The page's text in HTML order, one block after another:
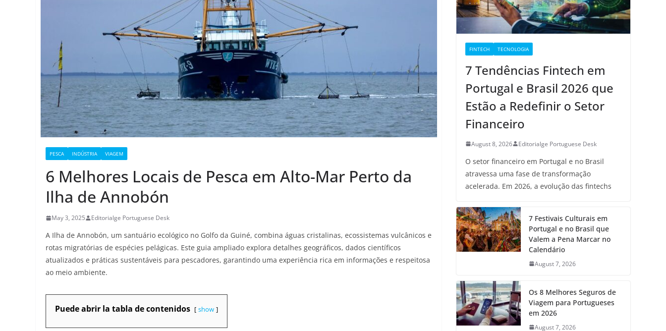
PESCA INDÚSTRIA VIAGEM
6 Melhores Locais de Pesca em Alto-Mar Perto da
Ilha de Annobón
May 3, 2025 Editorialge Portuguese Desk
A Ilha de Annobón, um santuário ecológico no Golfo da Guiné, combina águas cristalinas, ecossistemas vulcânicos e
rotas migratórias de espécies pelágicas. Este guia ampliado explora detalhes geográficos, dados científicos
atualizados e práticas sustentáveis para pescadores, garantindo uma experiência rica em informações e respeitosa
ao meio ambiente.
Puede abrir la tabla de contenidos show
FINTECH TECNOLOGIA
7 Tendências Fintech em
Portugal e Brasil 2026 que
Estão a Redefinir o Setor
Financeiro
August 8, 2026 Editorialge Portuguese Desk
O setor financeiro em Portugal e no Brasil
atravessa uma fase de transformação
acelerada. Em 2026, a evolução das fintechs
7 Festivais Culturais em
Portugal e no Brasil que
Valem a Pena Marcar no
Calendário
August 7, 2026
Os 8 Melhores Seguros de
Viagem para Portugueses
em 2026
August 7, 2026